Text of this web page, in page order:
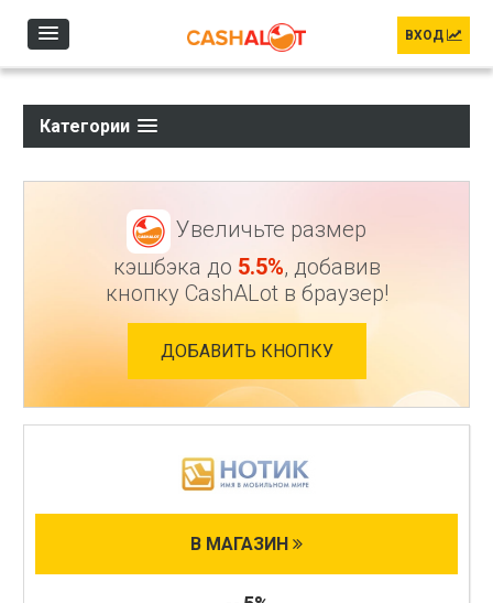
ВХОД
Категории
Увеличьте размер
кэшбэка до 5.5%, добавив
кнопку CashALot в браузер!
ДОБАВИТЬ КНОПКУ
В МАГАЗИН